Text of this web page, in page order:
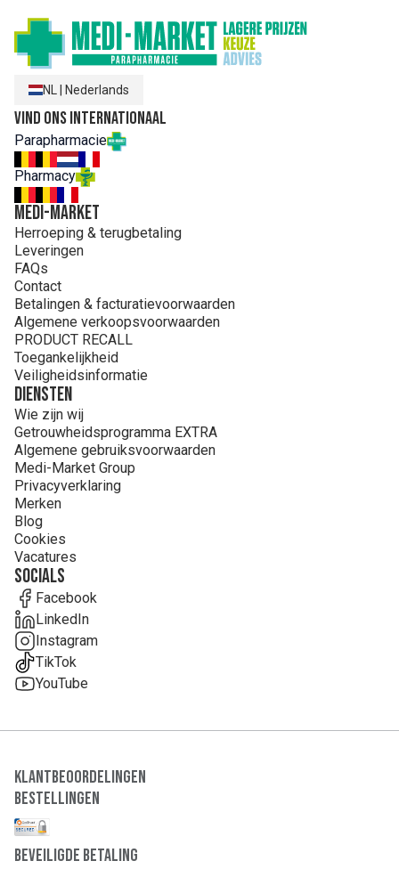
NL Nederlands
Vind ons internationaal
Parapharmacie
Pharmacy
MEDI-MARKET
Herroeping & terugbetaling
Leveringen
FAQs
Contact
Betalingen & facturatievoorwaarden
Algemene verkoopsvoorwaarden
PRODUCT RECALL
Toegankelijkheid
Veiligheidsinformatie
Diensten
Wie zijn wij
Getrouwheidsprogramma EXTRA
Algemene gebruiksvoorwaarden
Medi-Market Group
Privacyverklaring
Merken
Blog
Cookies
Vacatures
Socials
Facebook
LinkedIn
Instagram
TikTok
YouTube
Klantbeoordelingen
Bestellingen
Beveiligde Betaling